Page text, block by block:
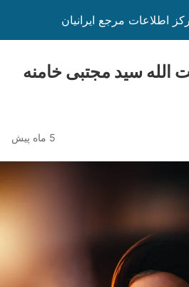
اطلاعات مرجع ایرانیان
الله سید مجتبی خامنه
5 ماه پیش